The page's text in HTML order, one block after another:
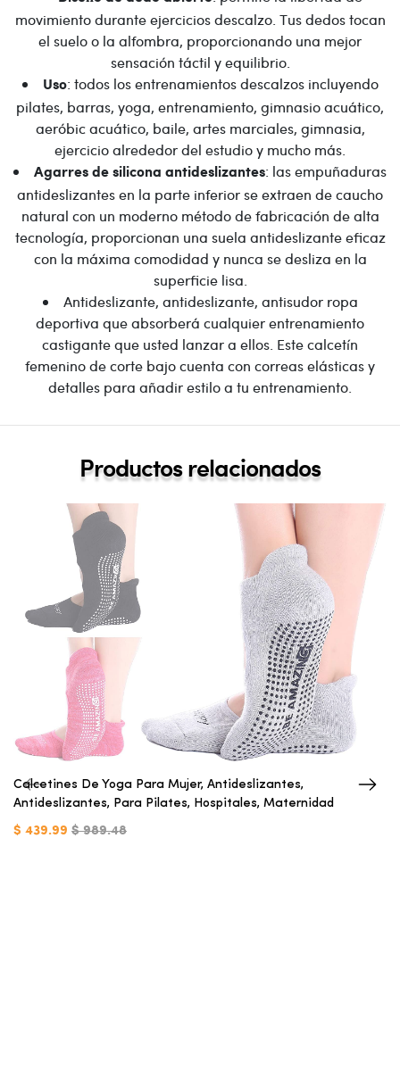
movimiento durante ejercicios descalzo. Tus dedos tocan
el suelo o la alfombra, proporcionando una mejor
sensación táctil y equilibrio.
Uso: todos los entrenamientos descalzos incluyendo
pilates, barras, yoga, entrenamiento, gimnasio acuático,
aeróbic acuático, baile, artes marciales, gimnasia,
ejercicio alrededor del estudio y mucho más.
Agarres de silicona antideslizantes: las empuñaduras
antideslizantes en la parte inferior se extraen de caucho
natural con un moderno método de fabricación de alta
tecnología, proporcionan una suela antideslizante eficaz
con la máxima comodidad y nunca se desliza en la
superficie lisa.
Antideslizante, antideslizante, antisudor ropa
deportiva que absorberá cualquier entrenamiento
castigante que usted lanzar a ellos. Este calcetín
femenino de corte bajo cuenta con correas elásticas y
detalles para añadir estilo a tu entrenamiento.
Productos relacionados
Calcetines De Yoga Para Mujer, Antideslizantes,
Antideslizantes, Para Pilates, Hospitales, Maternidad
$ 439.99 $ 989.48